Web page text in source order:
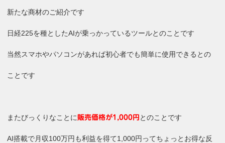
新たな商材のご紹介です
日経225を種としたAIが乗っかっているツールとのことです
当然スマホやパソコンがあれば初心者でも簡単に使用できるとの
ことです
またびっくりなことに販売価格が1,000円 とのことです
AI搭載で月収100万円も利益を得て1,000円ってちょっとお得な反